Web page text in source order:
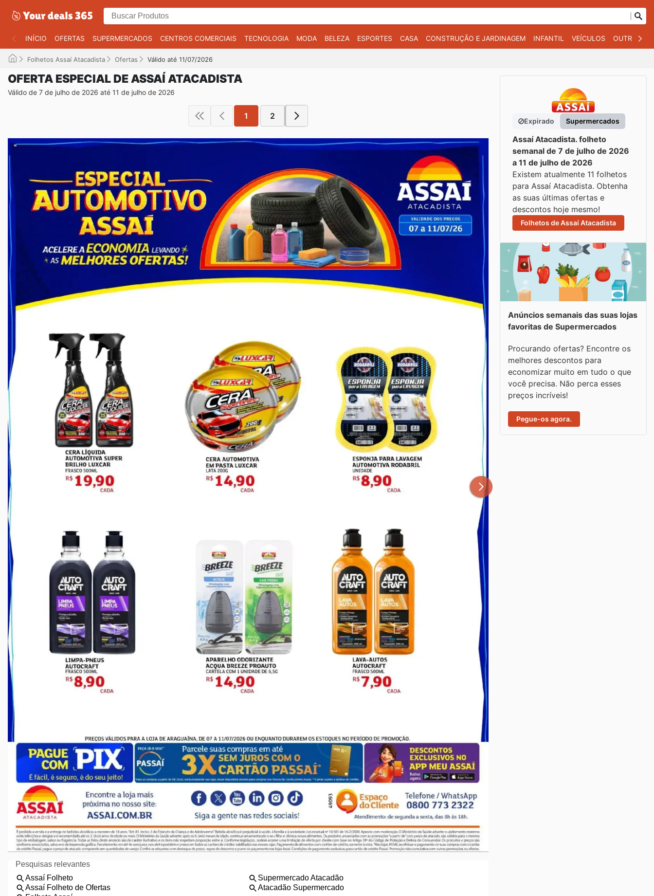
INÍCIO OFERTAS SUPERMERCADOS CENTROS COMERCIAIS TECNOLOGIA MODA BELEZA ESPORTES CASA CONSTRUÇÃO E JARDINAGEM INFANTIL VEÍCULOS OUTROS
Folhetos Assaí Atacadista Ofertas Válido até 11/07/2026
OFERTA ESPECIAL DE ASSAÍ ATACADISTA
Válido de 7 de julho de 2026 até 11 de julho de 2026
1 2
Expirado Supermercados
Assaí Atacadista. folheto
semanal de 7 de julho de 2026
a 11 de julho de 2026
Existem atualmente 11 folhetos
para Assaí Atacadista. Obtenha
as suas últimas ofertas e
descontos hoje mesmo!
Folhetos de Assaí Atacadista
Anúncios semanais das suas lojas
favoritas de Supermercados
Procurando ofertas? Encontre os
melhores descontos para
economizar muito em tudo o que
você precisa. Não perca esses
preços incríveis!
Pegue-os agora.